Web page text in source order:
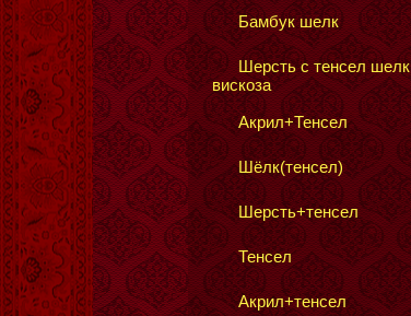
Бамбук шелк
Шерсть с тенсел шелк
вискоза
Акрил+Тенсел
Шёлк(тенсел)
Шерсть+тенсел
Тенсел
Акрил+тенсел